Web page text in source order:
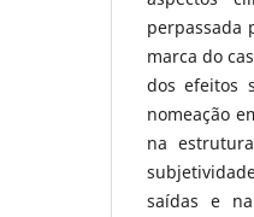
perpassada
marca do
dos efeitos
nomeação
na
saídas e